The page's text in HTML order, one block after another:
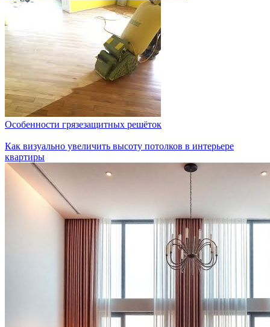
Особенности грязезащитных решёток
Как визуально увеличить высоту потолков в интерьере
квартиры